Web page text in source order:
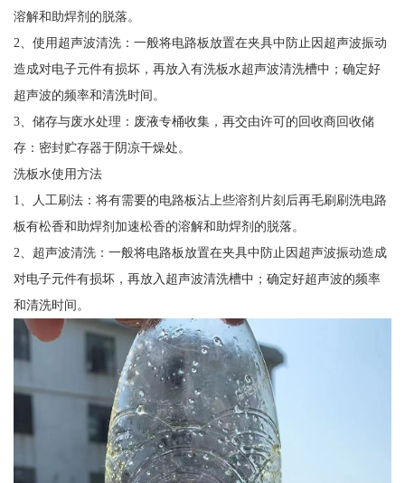
溶解和助焊剂的脱落。
2、使用超声波清洗：一般将电路板放置在夹具中防止因超声波振动
造成对电子元件有损坏，再放入有洗板水超声波清洗槽中；确定好
超声波的频率和清洗时间。
3、储存与废水处理：废液专桶收集，再交由许可的回收商回收储
存：密封贮存器于阴凉干燥处。
洗板水使用方法
1、人工刷法：将有需要的电路板沾上些溶剂片刻后再毛刷刷洗电路
板有松香和助焊剂加速松香的溶解和助焊剂的脱落。
2、超声波清洗：一般将电路板放置在夹具中防止因超声波振动造成
对电子元件有损坏，再放入超声波清洗槽中；确定好超声波的频率
和清洗时间。